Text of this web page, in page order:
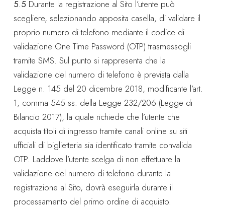
5.5 Durante la registrazione al Sito l’utente può
scegliere, selezionando apposita casella, di validare il
proprio numero di telefono mediante il codice di
validazione One Time Password (OTP) trasmessogli
tramite SMS. Sul punto si rappresenta che la
validazione del numero di telefono è prevista dalla
Legge n. 145 del 20 dicembre 2018, modificante l’art.
1, comma 545 ss. della Legge 232/206 (Legge di
Bilancio 2017), la quale richiede che l’utente che
acquista titoli di ingresso tramite canali online su siti
ufficiali di biglietteria sia identificato tramite convalida
OTP. Laddove l’utente scelga di non effettuare la
validazione del numero di telefono durante la
registrazione al Sito, dovrà eseguirla durante il
processamento del primo ordine di acquisto.